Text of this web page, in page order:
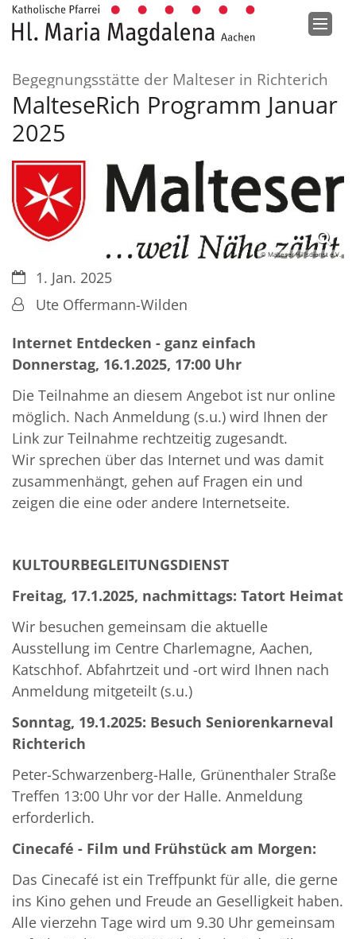
Zum Inhalt springen
Begegnungsstätte der Malteser in Richterich
MalteseRich Programm Januar
2025
© Malteser Hilfsdienst e.V.
Datum:1. Jan. 2025
Von:Ute Offermann-Wilden
Internet Entdecken - ganz einfach
Donnerstag, 16.1.2025, 17:00 Uhr
Die Teilnahme an diesem Angebot ist nur online
möglich. Nach Anmeldung (s.u.) wird Ihnen der
Link zur Teilnahme rechtzeitig zugesandt.
Wir sprechen über das Internet und was damit
zusammenhängt, gehen auf Fragen ein und
zeigen die eine oder andere Internetseite.
KULTOURBEGLEITUNGSDIENST
Freitag, 17.1.2025, nachmittags: Tatort Heimat
Wir besuchen gemeinsam die aktuelle
Ausstellung im Centre Charlemagne, Aachen,
Katschhof. Abfahrtzeit und -ort wird Ihnen nach
Anmeldung mitgeteilt (s.u.)
Sonntag, 19.1.2025: Besuch Seniorenkarneval
Richterich
Peter-Schwarzenberg-Halle, Grünenthaler Straße
Treffen 13:00 Uhr vor der Halle. Anmeldung
erforderlich.
Cinecafé - Film und Frühstück am Morgen:
Das Cinecafé ist ein Treffpunkt für alle, die gerne
ins Kino gehen und Freude an Geselligkeit haben.
Alle vierzehn Tage wird um 9.30 Uhr gemeinsam